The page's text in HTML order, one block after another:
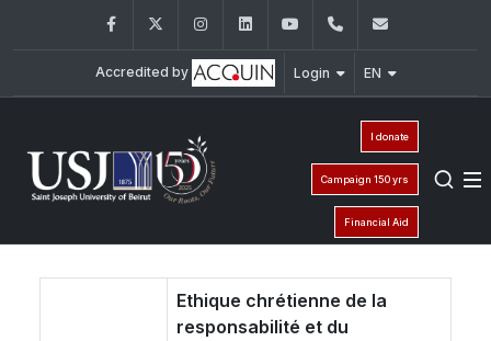
FacebookTwitter InstagramLinkedInYouTube+961 (1) 421 586
Accredited by Login EN
I donate
Campaign 150 yrs
Financial Aid
Ethique chrétienne de la
responsabilité et du